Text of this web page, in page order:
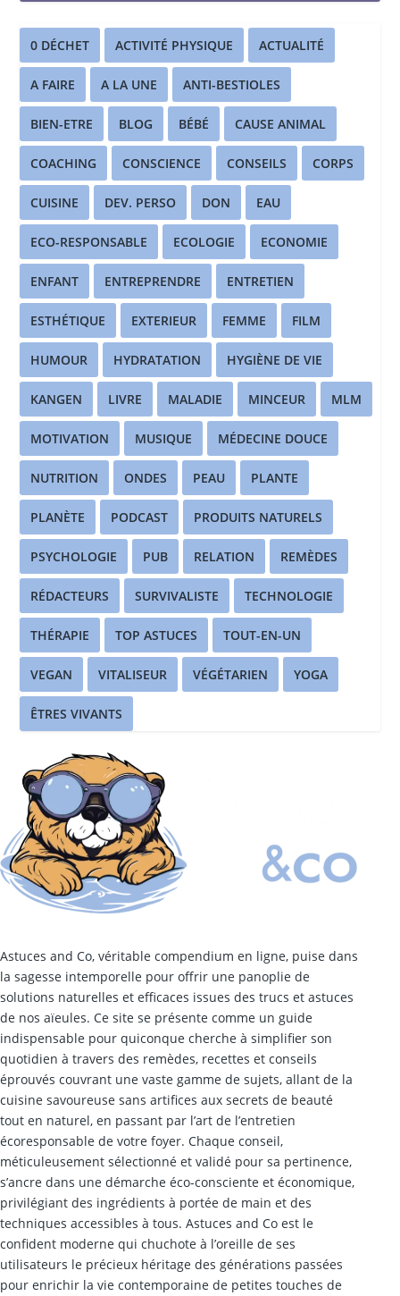
0 DÉCHET ACTIVITÉ PHYSIQUE ACTUALITÉ
A FAIRE A LA UNE ANTI-BESTIOLES
BIEN-ETRE BLOG BÉBÉ CAUSE ANIMAL
COACHING CONSCIENCE CONSEILS CORPS
CUISINE DEV. PERSO DON EAU
ECO-RESPONSABLE ECOLOGIE ECONOMIE
ENFANT ENTREPRENDRE ENTRETIEN
ESTHÉTIQUE EXTERIEUR FEMME FILM
HUMOUR HYDRATATION HYGIÈNE DE VIE
KANGEN LIVRE MALADIE MINCEUR MLM
MOTIVATION MUSIQUE MÉDECINE DOUCE
NUTRITION ONDES PEAU PLANTE
PLANÈTE PODCAST PRODUITS NATURELS
PSYCHOLOGIE PUB RELATION REMÈDES
RÉDACTEURS SURVIVALISTE TECHNOLOGIE
THÉRAPIE TOP ASTUCES TOUT-EN-UN
VEGAN VITALISEUR VÉGÉTARIEN YOGA
ÊTRES VIVANTS
Astuces and Co, véritable compendium en ligne, puise dans
la sagesse intemporelle pour offrir une panoplie de
solutions naturelles et efficaces issues des trucs et astuces
de nos aïeules. Ce site se présente comme un guide
indispensable pour quiconque cherche à simplifier son
quotidien à travers des remèdes, recettes et conseils
éprouvés couvrant une vaste gamme de sujets, allant de la
cuisine savoureuse sans artifices aux secrets de beauté
tout en naturel, en passant par l’art de l’entretien
écoresponsable de votre foyer. Chaque conseil,
méticuleusement sélectionné et validé pour sa pertinence,
s’ancre dans une démarche éco-consciente et économique,
privilégiant des ingrédients à portée de main et des
techniques accessibles à tous. Astuces and Co est le
confident moderne qui chuchote à l’oreille de ses
utilisateurs le précieux héritage des générations passées
pour enrichir la vie contemporaine de petites touches de